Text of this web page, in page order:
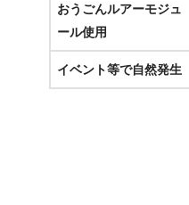
おうごんルアーモジュ
ール使用
イベント等で自然発生